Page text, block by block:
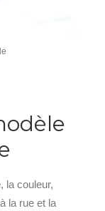
la couleur,
la rue et la